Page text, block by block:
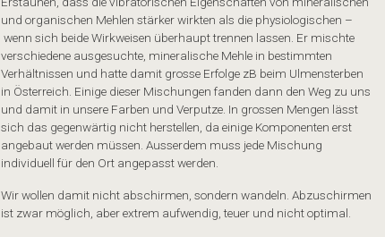
und organischen Mehlen stärker wirkten als die physiologischen –
wenn sich beide Wirkweisen überhaupt trennen lassen. Er mischte
verschiedene ausgesuchte, mineralische Mehle in bestimmten
Verhältnissen und hatte damit grosse Erfolge zB beim Ulmensterben
in Österreich. Einige dieser Mischungen fanden dann den Weg zu uns
und damit in unsere Farben und Verputze. In grossen Mengen lässt
sich das gegenwärtig nicht herstellen, da einige Komponenten erst
angebaut werden müssen. Ausserdem muss jede Mischung
individuell für den Ort angepasst werden.
Wir wollen damit nicht abschirmen, sondern wandeln. Abzuschirmen
ist zwar möglich, aber extrem aufwendig, teuer und nicht optimal.